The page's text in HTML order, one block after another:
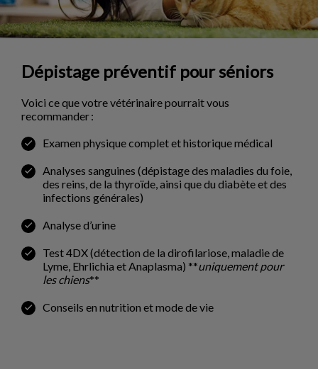
Dépistage préventif pour séniors
Voici ce que votre vétérinaire pourrait vous
recommander :
Examen physique complet et historique médical
Analyses sanguines (dépistage des maladies du foie,
des reins, de la thyroïde, ainsi que du diabète et des
infections générales)
Analyse d’urine
Test 4DX (détection de la dirofilariose, maladie de
Lyme, Ehrlichia et Anaplasma) **uniquement pour
les chiens**
Conseils en nutrition et mode de vie